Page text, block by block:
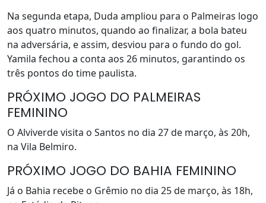
Na segunda etapa, Duda ampliou para o Palmeiras logo
aos quatro minutos, quando ao finalizar, a bola bateu
na adversária, e assim, desviou para o fundo do gol.
Yamila fechou a conta aos 26 minutos, garantindo os
três pontos do time paulista.
PRÓXIMO JOGO DO PALMEIRAS
FEMININO
O Alviverde visita o Santos no dia 27 de março, às 20h,
na Vila Belmiro.
PRÓXIMO JOGO DO BAHIA FEMININO
Já o Bahia recebe o Grêmio no dia 25 de março, às 18h,